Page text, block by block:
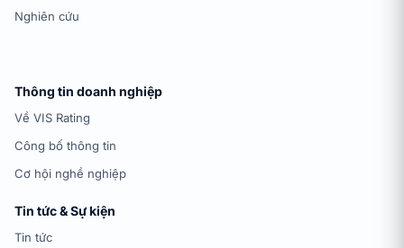
Nghiên cứu
Thông tin doanh nghiệp
Về VIS Rating
Công bố thông tin
Cơ hội nghề nghiệp
Tin tức & Sự kiện
Tin tức